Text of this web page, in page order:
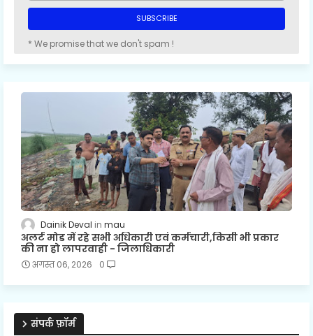
* We promise that we don't spam !
Dainik Deval mau
अलर्ट मोड में रहे सभी अधिकारी एवं कर्मचारी,किसी भी प्रकार
की ना हो लापरवाही - जिलाधिकारी
अगस्त 06, 2026 0
संपर्क फ़ॉर्म